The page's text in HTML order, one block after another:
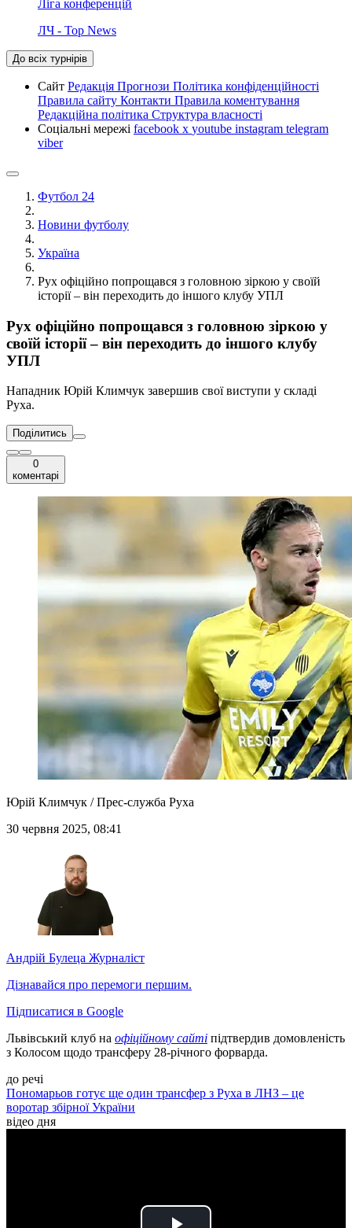
Ліга конференцій
ЛЧ - Top News
До всіх турнірів
Сайт Редакція Прогнози Політика конфіденційності
Правила сайту Контакти Правила коментування
Редакційна політика Структура власності
Соціальні мережі facebook x youtube instagram telegram
viber
Футбол 24
Новини футболу
Україна
Рух офіційно попрощався з головною зіркою у своїй
історії – він переходить до іншого клубу УПЛ
Рух офіційно попрощався з головною зіркою у
своїй історії – він переходить до іншого клубу
УПЛ
Нападник Юрій Климчук завершив свої виступи у складі
Руха.
Поділитись
0
коментарі
Юрій Климчук / Прес-служба Руха
30 червня 2025, 08:41
Андрій Булеца Журналіст
Дізнавайся про перемоги першим.
Підписатися в Google
Львівський клуб на офіційному сайті підтвердив домовленість
з Колосом щодо трансферу 28-річного форварда.
до речі
Пономарьов готує ще один трансфер з Руха в ЛНЗ – це
воротар збірної України
відео дня